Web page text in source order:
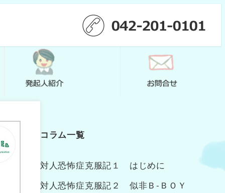
コラム一覧
対人恐怖症克服記１ はじめに
対人恐怖症克服記２ 似非Ｂ‐ＢＯＹ